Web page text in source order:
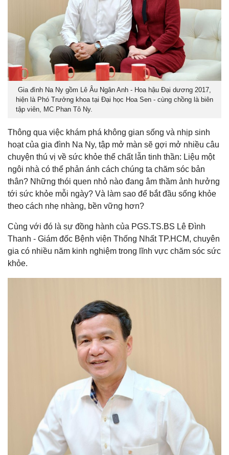
Gia đình Na Ny gồm Lê Âu Ngân Anh - Hoa hậu Đại dương 2017,
hiện là Phó Trưởng khoa tại Đại học Hoa Sen - cùng chồng là biên
tập viên, MC Phan Tô Ny.
Thông qua việc khám phá không gian sống và nhịp sinh
hoạt của gia đình Na Ny, tập mở màn sẽ gợi mở nhiều câu
chuyện thú vị về sức khỏe thể chất lẫn tinh thần: Liệu một
ngôi nhà có thể phản ánh cách chúng ta chăm sóc bản
thân? Những thói quen nhỏ nào đang âm thầm ảnh hưởng
tới sức khỏe mỗi ngày? Và làm sao để bắt đầu sống khỏe
theo cách nhẹ nhàng, bền vững hơn?
Cùng với đó là sự đồng hành của PGS.TS.BS Lê Đình
Thanh - Giám đốc Bệnh viện Thống Nhất TP.HCM, chuyên
gia có nhiều năm kinh nghiệm trong lĩnh vực chăm sóc sức
khỏe.